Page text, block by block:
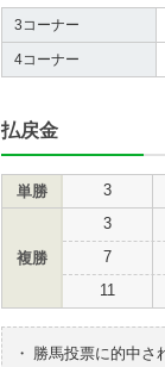
3コーナー
4コーナー
払戻金
単勝 3
複勝
3
7
11
・ 勝馬投票に的中さ